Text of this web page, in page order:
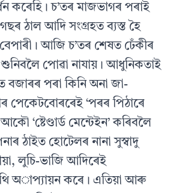
কৰেহি। চ’তৰ মাজভাগৰ পৰাই
ঠাল আদি সংগ্রহত ব্যস্ত হৈ
আজি চ’তৰ শেষত ঢেঁকীৰ
পােৱা নাযায়। আধুনিকতাই
বজাৰৰ পৰা কিনি অনা জা-
পেকেটবােৰৰেই ‘পৰৰ পিঠাৰে
‘ষ্টেণ্ডার্ড মেন্টেইন’ কৰিবলৈ
ঠাইত হােটেলৰ নানা সুস্বাদু
লুচি-ভাজি আদিৰেই
অাপ্যায়ন কৰে। এতিয়া আৰু